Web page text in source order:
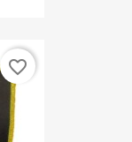
favorite_border